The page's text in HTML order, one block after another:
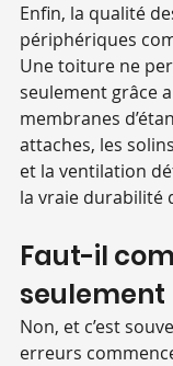
Enfin, la qualité
périphériques
Une toiture ne
seulement grâce
membranes
attaches, les
et la ventilation
la vraie durabilité
Faut-il
seulement
Non, et c’est
erreurs